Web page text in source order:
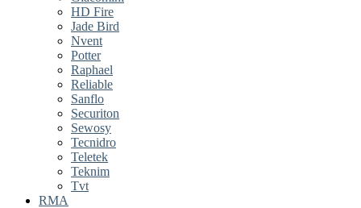
HD Fire
Jade Bird
Nvent
Potter
Raphael
Reliable
Sanflo
Securiton
Sewosy
Tecnidro
Teletek
Teknim
Tvt
RMA